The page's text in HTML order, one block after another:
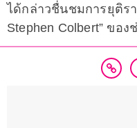
ได้กล่าวชื่นชมการยุติรา
Stephen Colbert” ของ